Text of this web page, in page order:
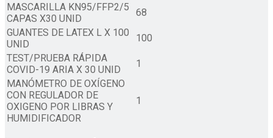
MASCARILLA KN95/FFP2/5
CAPAS X30 UNID
68
GUANTES DE LATEX L X 100
UNID
100
TEST/PRUEBA RÁPIDA
COVID-19 ARIA X 30 UNID
1
MANÓMETRO DE OXÍGENO
CON REGULADOR DE
OXIGENO POR LIBRAS Y
HUMIDIFICADOR
1